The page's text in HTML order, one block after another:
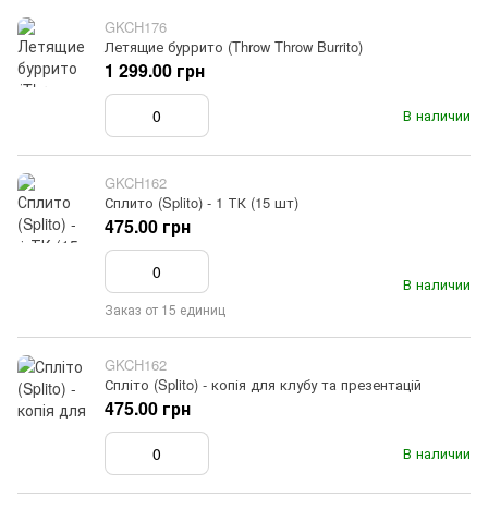
GKCH176
Летящие буррито (Throw Throw Burrito)
В наличии
1 299.00 грн
GKCH162
Сплито (Splito) - 1 ТК (15 шт)
В наличии
475.00 грн
Заказ от 15 единиц
GKCH162
Спліто (Splito) - копія для клубу та презентацій
В наличии
475.00 грн